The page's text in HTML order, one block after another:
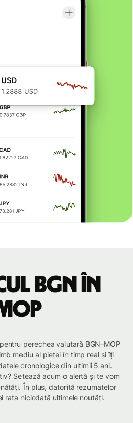
BGN în
MOP
perechea valutară BGN–MOP
mediu al pieței în timp real și îți
cronologice din ultimii 5 ani.
Setează acum o alertă și te vom
În plus, datorită rezumatelor
rata niciodată ultimele noutăți.